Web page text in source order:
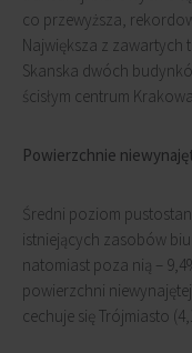
co przewyższa,
Największa z zawartych
Skanska dwóch
ścisłym centrum Krakowa.
Powierzchnie
Średni poziom
istniejących zasobów
natomiast poza nią –
powierzchni
cechuje się Trójmiasto